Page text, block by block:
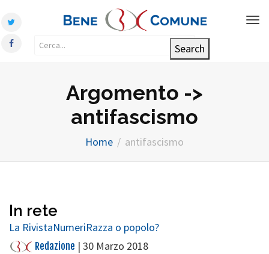
Argomento ->
antifascismo
Home antifascismo
In rete
La RivistaNumeriRazza o popolo?
Redazione | 30 Marzo 2018